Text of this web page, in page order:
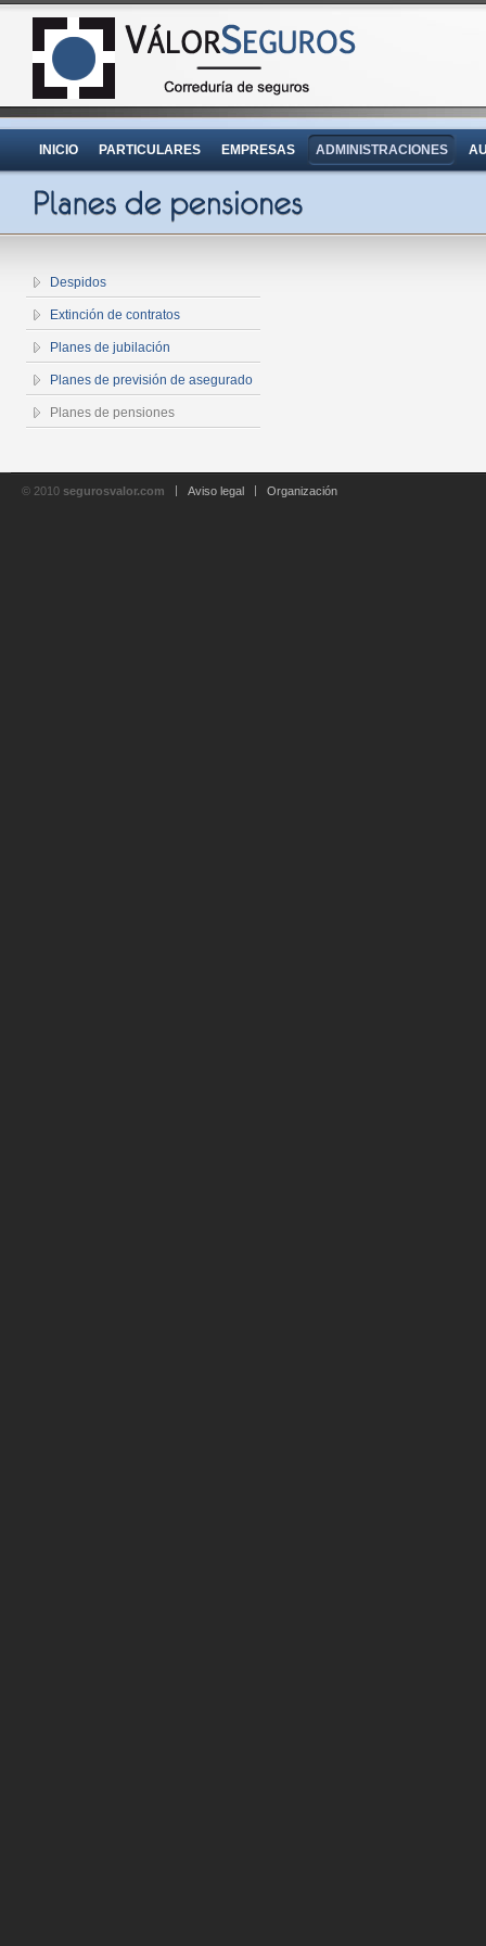
INICIO PARTICULARES EMPRESAS ADMINISTRACIONES
Despidos
Extinción de contratos
Planes de jubilación
Planes de previsión de asegurado
Planes de pensiones
© 2010 segurosvalor.com Aviso legal Organización